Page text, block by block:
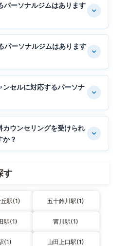
パーソナルジムはあります
パーソナルジムはあります
セルに対応するパーソナ
ウンセリングを受けられ
か？
す
駅(1) 五十鈴川駅(1)
駅(1) 宮川駅(1)
(1) 山田上口駅(1)